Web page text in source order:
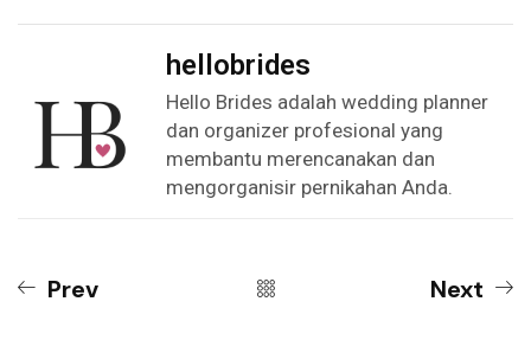
hellobrides
Hello Brides adalah wedding planner
dan organizer profesional yang
membantu merencanakan dan
mengorganisir pernikahan Anda.
Prev Next